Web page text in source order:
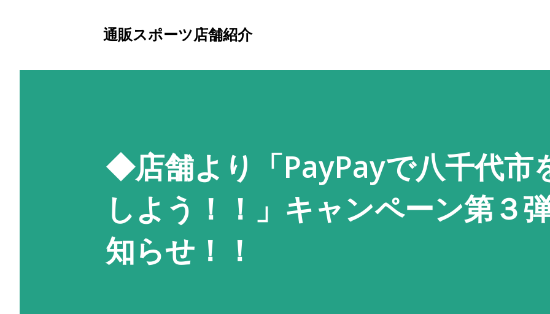
通販スポーツ店舗紹介
◆店舗より「PayPayで八千代市
しよう！！」キャンペーン第３
知らせ！！